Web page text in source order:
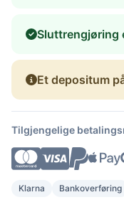
Sluttrengjøring
Et depositum
Tilgjengelige
Klarna Bankoverføring